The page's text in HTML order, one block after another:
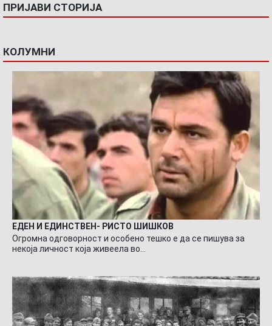
ПРИЈАВИ СТОРИЈА
КОЛУМНИ
ЕДЕН И ЕДИНСТВЕН- РИСТО ШИШКОВ
Огромна одговорност и особено тешко е да се пишува за
некоја личност која живеела во…